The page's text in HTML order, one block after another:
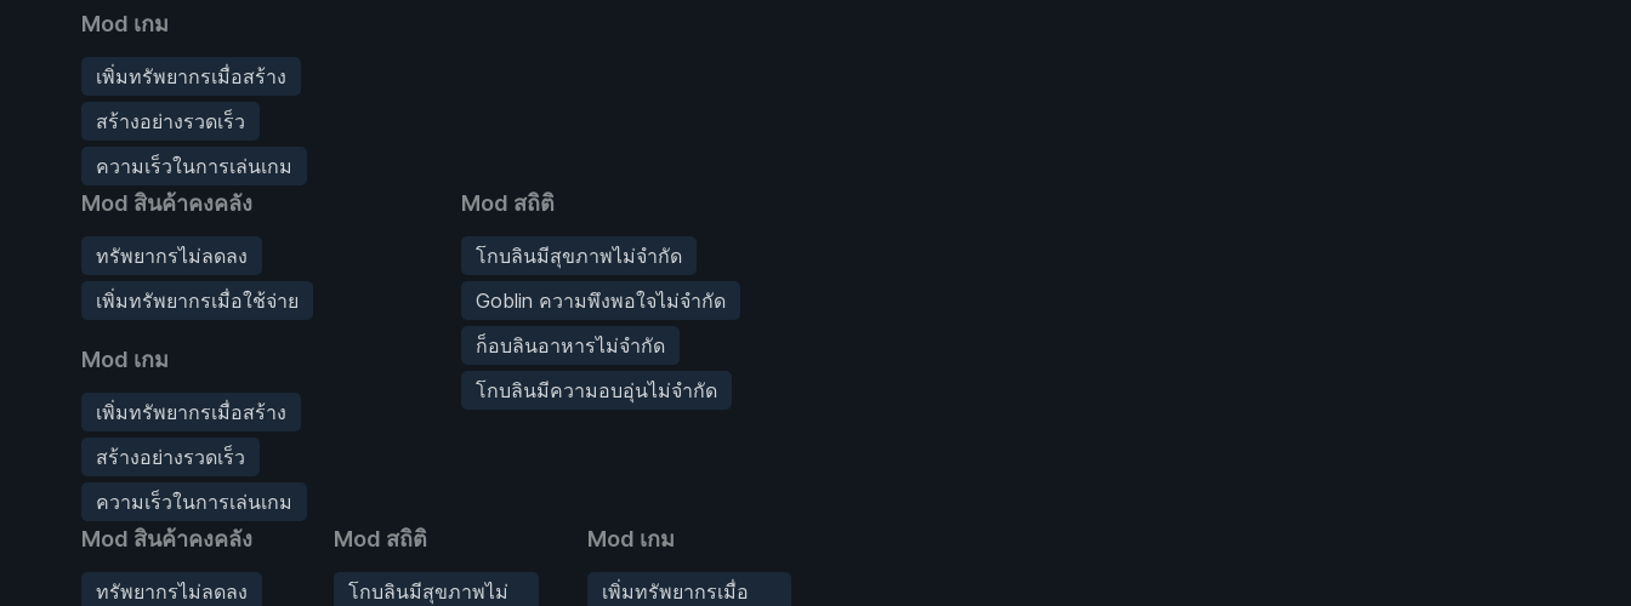
Mod เกม
เพิ่มทรัพยากรเมื่อสร้าง
สร้างอย่างรวดเร็ว
ความเร็วในการเล่นเกม
Mod สินค้าคงคลัง
ทรัพยากรไม่ลดลง
เพิ่มทรัพยากรเมื่อใช้จ่าย
Mod เกม
เพิ่มทรัพยากรเมื่อสร้าง
สร้างอย่างรวดเร็ว
ความเร็วในการเล่นเกม
Mod สถิติ
โกบลินมีสุขภาพไม่จำกัด
Goblin ความพึงพอใจไม่จำกัด
ก็อบลินอาหารไม่จำกัด
โกบลินมีความอบอุ่นไม่จำกัด
Mod สินค้าคงคลัง
ทรัพยากรไม่ลดลง
Mod สถิติ
โกบลินมีสุขภาพไม่
Mod เกม
เพิ่มทรัพยากรเมื่อ